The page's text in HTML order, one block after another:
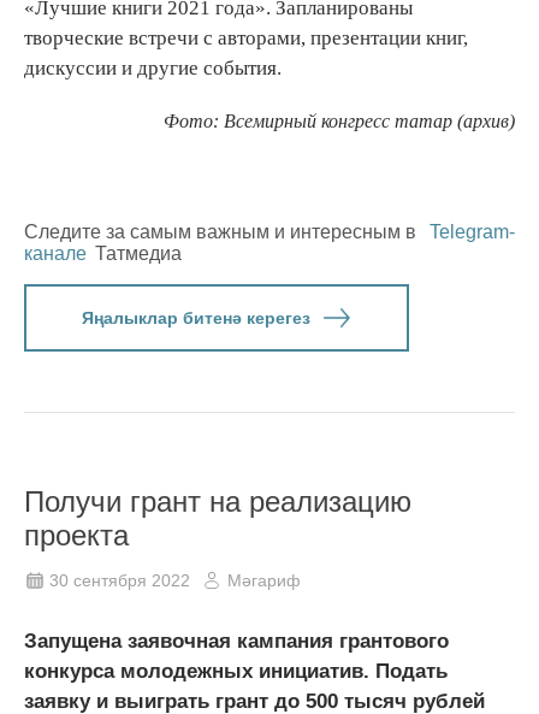
«Лучшие книги 2021 года». Запланированы
творческие встречи с авторами, презентации книг,
дискуссии и другие события.
Фото: Всемирный конгресс татар (архив)
Следите за самым важным и интересным в
Telegram-
канале Татмедиа
Яңалыклар битенә керегез
Получи грант на реализацию
проекта
30 сентября 2022 Мәгариф
Запущена заявочная кампания грантового
конкурса молодежных инициатив. Подать
заявку и выиграть грант до 500 тысяч рублей